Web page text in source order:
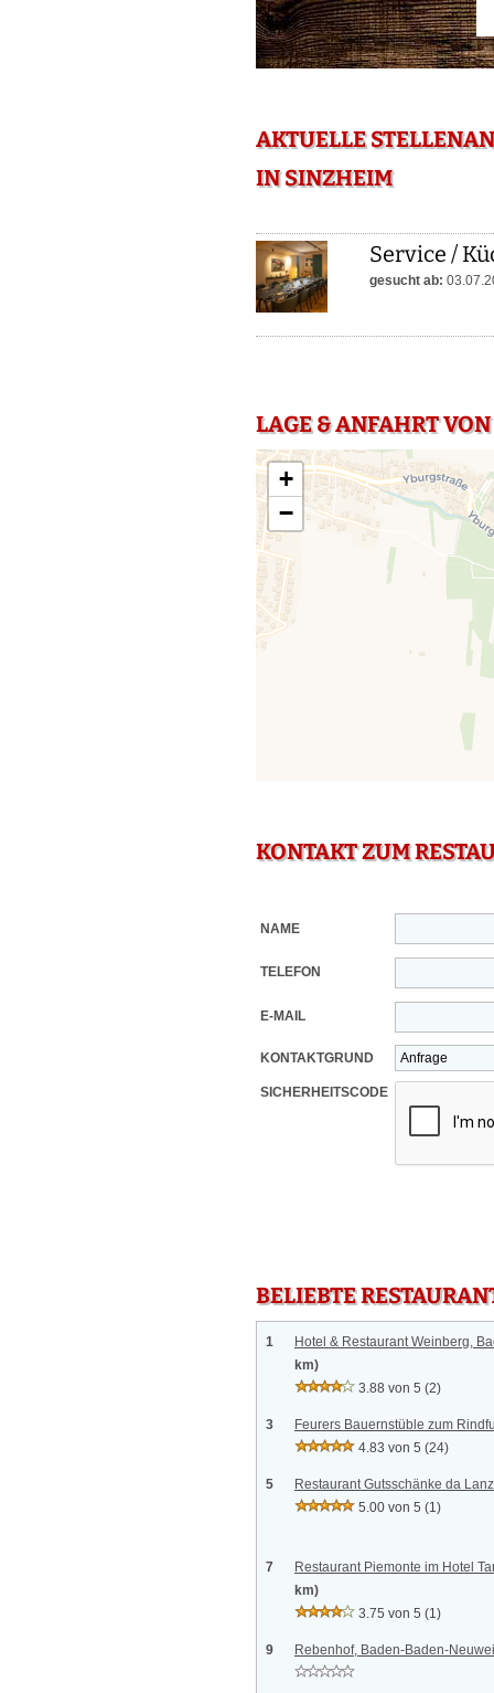
AKTUELLE
IN SINZHEIM
Service /
gesucht ab:
LAGE & ANFAHRT
+
−
KONTAKT ZUM
NAME
TELEFON
E-MAIL
KONTAKTGRUND
SICHERHEITSCODE
BELIEBTE
1
Hotel & Restaurant Weinberg,
km)
3.88 von 5 (2)
3
Feurers Bauernstüble zum
4.83 von 5 (24)
5
Restaurant Gutsschänke da
5.00 von 5 (1)
7
Restaurant Piemonte im Hotel
km)
3.75 von 5 (1)
9 Rebenhof, Baden-Baden-